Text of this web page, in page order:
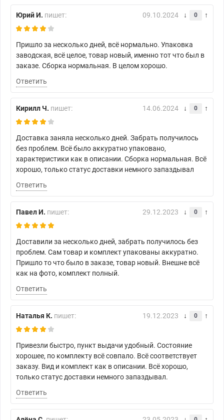
Юрий И. пишет: 09.10.2024 0
Пришло за несколько дней, всё нормально. Упаковка
заводская, всё целое, товар новый, именно тот что был в
заказе. Сборка нормальная. В целом хорошо.
Ответить
Кирилл Ч. пишет: 14.06.2024 0
Доставка заняла несколько дней. Забрать получилось
без проблем. Всё было аккуратно упаковано,
характеристики как в описании. Сборка нормальная. Всё
хорошо, только статус доставки немного запаздывал
Ответить
Павел И. пишет: 29.12.2023 0
Доставили за несколько дней, забрать получилось без
проблем. Сам товар и комплект упакованы аккуратно.
Пришло то что было в заказе, товар новый. Внешне всё
как на фото, комплект полный.
Ответить
Наталья К. пишет: 19.12.2023 0
Привезли быстро, пункт выдачи удобный. Состояние
хорошее, по комплекту всё совпало. Всё соответствует
заказу. Вид и комплект как в описании. Всё хорошо,
только статус доставки немного запаздывал.
Ответить